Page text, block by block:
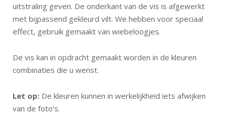
uitstraling geven. De onderkant van de vis is afgewerkt
met bijpassend gekleurd vilt. We hebben voor speciaal
effect, gebruik gemaakt van wiebeloogjes.
De vis kan in opdracht gemaakt worden in de kleuren
combinaties die u wenst.
Let op: De kleuren kunnen in werkelijkheid iets afwijken
van de foto’s.